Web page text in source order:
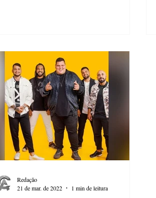
Redação
21 de mar. de 2022
1 min de leitura